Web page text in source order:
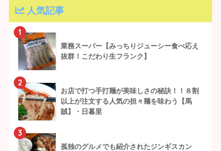
人気記事
1
業務スーパー【みっちりジューシー食べ応え
抜群！こだわり生フランク】
2
お店で打つ手打麺が美味しさの秘訣！！８割
以上が注文する人気の担々麺を味わう【馬
賊】・日暮里
3
孤独のグルメでも紹介されたジンギスカン